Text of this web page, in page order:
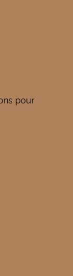
pour